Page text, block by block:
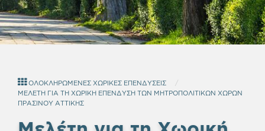
ΟΛΟΚΛΗΡΩΜΕΝΕΣ ΧΩΡΙΚΕΣ ΕΠΕΝΔΥΣΕΙΣ
ΜΕΛΕΤΗ ΓΙΑ ΤΗ ΧΩΡΙΚΗ ΕΠΕΝΔΥΣΗ ΤΩΝ ΜΗΤΡΟΠΟΛΙΤΙΚΩΝ ΧΩΡΩΝ
ΠΡΑΣΙΝΟΥ ΑΤΤΙΚΗΣ